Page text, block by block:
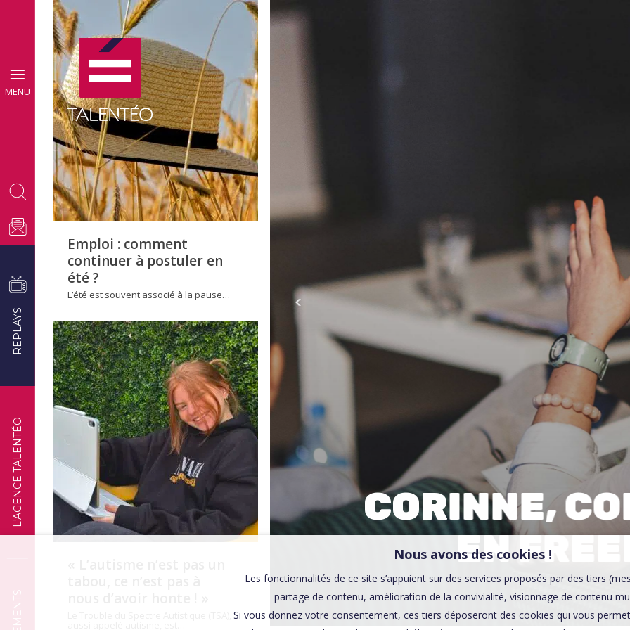
MENU
L'AGENCE TALENTÉO
REPLAYS
CONSEILS
EMPLOI
Emploi : comment
continuer à postuler en
été ?
L’été est souvent associé à la pause…
TÉMOIGNAGES
CORINNE,
EN
Affaires sensibles
Nous avons des cookies !
Les fonctionnalités de ce site s’appuient sur des services proposés par des tiers
partage de contenu, amélioration de la convivialité, visionnage de contenu
Si vous donnez votre consentement, ces tiers déposeront des cookies qui vous